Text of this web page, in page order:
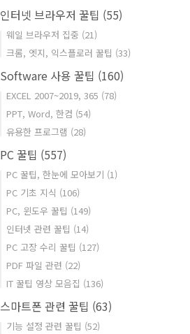
인터넷 브라우저 꿀팁 (55)
웨일 브라우저 집중 (21)
크롬, 엣지, 익스플로러 꿀팁 (33)
Software 사용 꿀팁 (160)
EXCEL 2007~2019, 365 (78)
PPT, Word, 한컴 (54)
유용한 프로그램 (28)
PC 꿀팁 (557)
PC 꿀팁, 한눈에 모아보기 (1)
PC 기초 지식 (106)
PC, 윈도우 꿀팁 (149)
인터넷 관련 꿀팁 (14)
PC 고장 수리 꿀팁 (127)
PDF 파일 관련 (22)
IT 꿀팁 영상 모음집 (136)
스마트폰 관련 꿀팁 (63)
기능 설정 관련 꿀팁 (52)